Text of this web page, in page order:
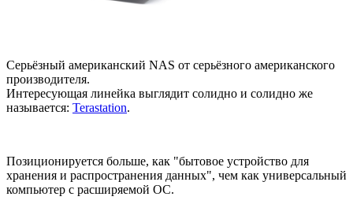
Серьёзный американский NAS от серьёзного американского
производителя.
Интересующая линейка выглядит солидно и солидно же
называется: Terastation.
Позиционируется больше, как "бытовое устройство для
хранения и распространения данных", чем как универсальный
компьютер с расширяемой ОС.